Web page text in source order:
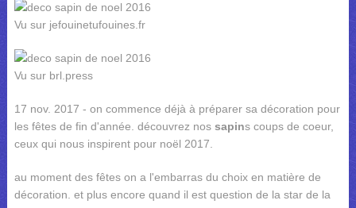
Vu sur jefouinetufouines.fr
Vu sur brl.press
17 nov. 2017 - on commence déjà à préparer sa décoration pour
les fêtes de fin d'année. découvrez nos sapins coups de coeur,
ceux qui nous inspirent pour noël 2017.
au moment des fêtes on a l'embarras du choix en matière de
décoration. et plus encore quand il est question de la star de la